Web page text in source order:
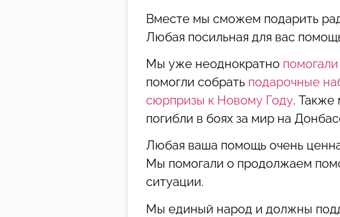
Вместе мы сможем подарить
Любая посильная для вас
Мы уже неоднократно
помогли собрать подарочные
сюрпризы к Новому Году. Также
погибли в боях за мир на
Любая ваша помощь очень
Мы помогали о продолжаем
ситуации.
Мы единый народ и должны